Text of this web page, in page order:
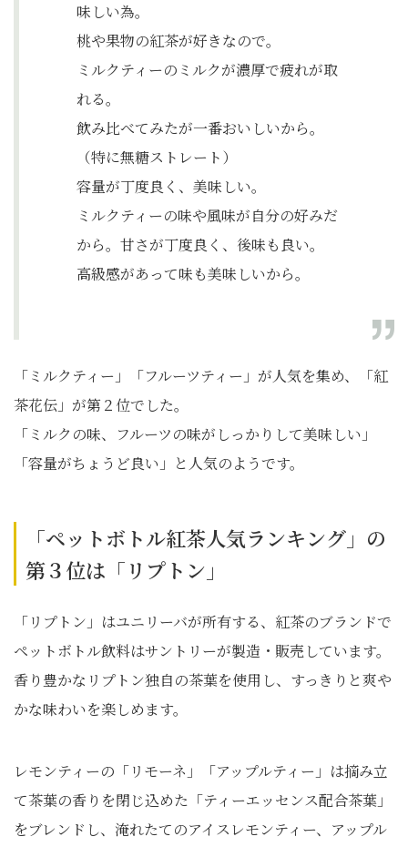
味しい為。
桃や果物の紅茶が好きなので。
ミルクティーのミルクが濃厚で疲れが取
れる。
飲み比べてみたが一番おいしいから。
（特に無糖ストレート）
容量が丁度良く、美味しい。
ミルクティーの味や風味が自分の好みだ
から。甘さが丁度良く、後味も良い。
高級感があって味も美味しいから。
「ミルクティー」「フルーツティー」が人気を集め、「紅
茶花伝」が第２位でした。
「ミルクの味、フルーツの味がしっかりして美味しい」
「容量がちょうど良い」と人気のようです。
「ペットボトル紅茶人気ランキング」の
第３位は「リプトン」
「リプトン」はユニリーバが所有する、紅茶のブランドで
ペットボトル飲料はサントリーが製造・販売しています。
香り豊かなリプトン独自の茶葉を使用し、すっきりと爽や
かな味わいを楽しめます。
レモンティーの「リモーネ」「アップルティー」は摘み立
て茶葉の香りを閉じ込めた「ティーエッセンス配合茶葉」
をブレンドし、淹れたてのアイスレモンティー、アップル